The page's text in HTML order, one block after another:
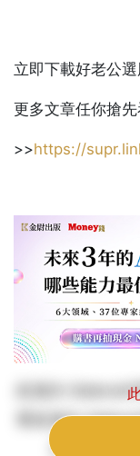
立即下載好老公
更多文章任你搶先
>>https://
此為
章此為
文章此為